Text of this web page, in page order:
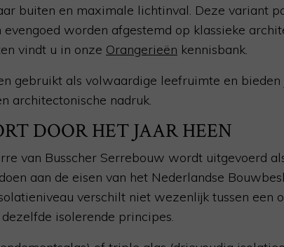
buiten en maximale lichtinval. Deze variant
worden afgestemd op klassieke
vindt u in onze Orangerieën kennisbank.
gebruikt als volwaardige leefruimte en
architectonische nadruk.
DOOR HET JAAR HEEN
van Busscher Serrebouw wordt uitgevoerd
aan de eisen van het Nederlandse
verschilt niet wezenlijk tussen een
isolerende principes.